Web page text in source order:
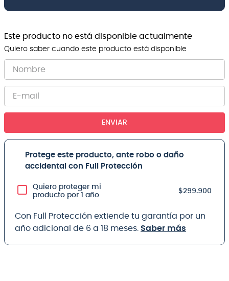
Este producto no está disponible actualmente
Quiero saber cuando este producto está disponible
ENVIAR
Protege este producto, ante robo o daño
accidental con Full Protección
Quiero proteger mi
producto por 1 año
$299.900
Con Full Protección extiende tu garantía por un
año adicional de 6 a 18 meses. Saber más